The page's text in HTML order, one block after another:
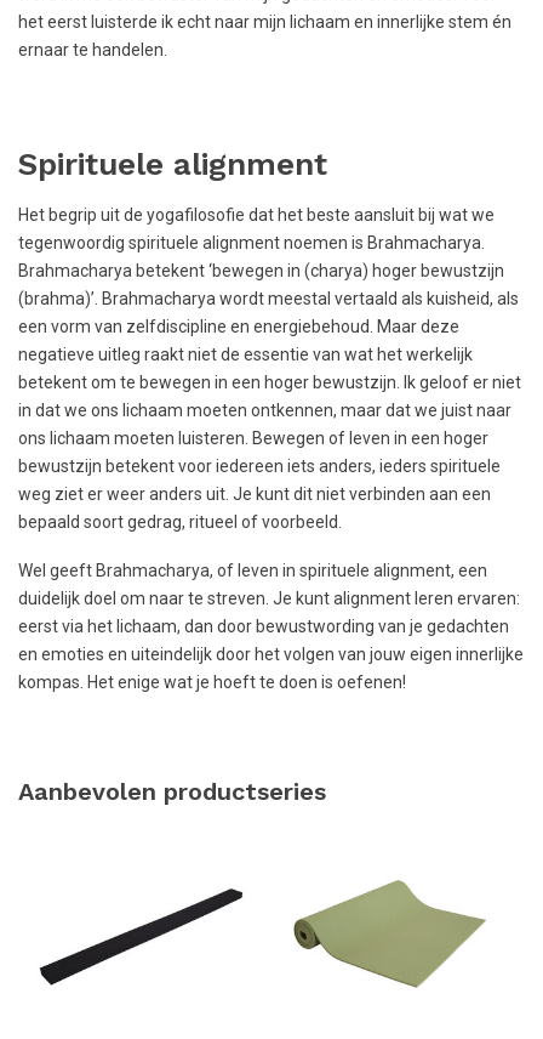
het eerst luisterde ik echt naar mijn lichaam en innerlijke stem én
ernaar te handelen.
Spirituele alignment
Het begrip uit de yogafilosofie dat het beste aansluit bij wat we
tegenwoordig spirituele alignment noemen is Brahmacharya.
Brahmacharya betekent ‘bewegen in (charya) hoger bewustzijn
(brahma)’. Brahmacharya wordt meestal vertaald als kuisheid, als
een vorm van zelfdiscipline en energiebehoud. Maar deze
negatieve uitleg raakt niet de essentie van wat het werkelijk
betekent om te bewegen in een hoger bewustzijn. Ik geloof er niet
in dat we ons lichaam moeten ontkennen, maar dat we juist naar
ons lichaam moeten luisteren. Bewegen of leven in een hoger
bewustzijn betekent voor iedereen iets anders, ieders spirituele
weg ziet er weer anders uit. Je kunt dit niet verbinden aan een
bepaald soort gedrag, ritueel of voorbeeld.
Wel geeft Brahmacharya, of leven in spirituele alignment, een
duidelijk doel om naar te streven. Je kunt alignment leren ervaren:
eerst via het lichaam, dan door bewustwording van je gedachten
en emoties en uiteindelijk door het volgen van jouw eigen innerlijke
kompas. Het enige wat je hoeft te doen is oefenen!
Aanbevolen productseries